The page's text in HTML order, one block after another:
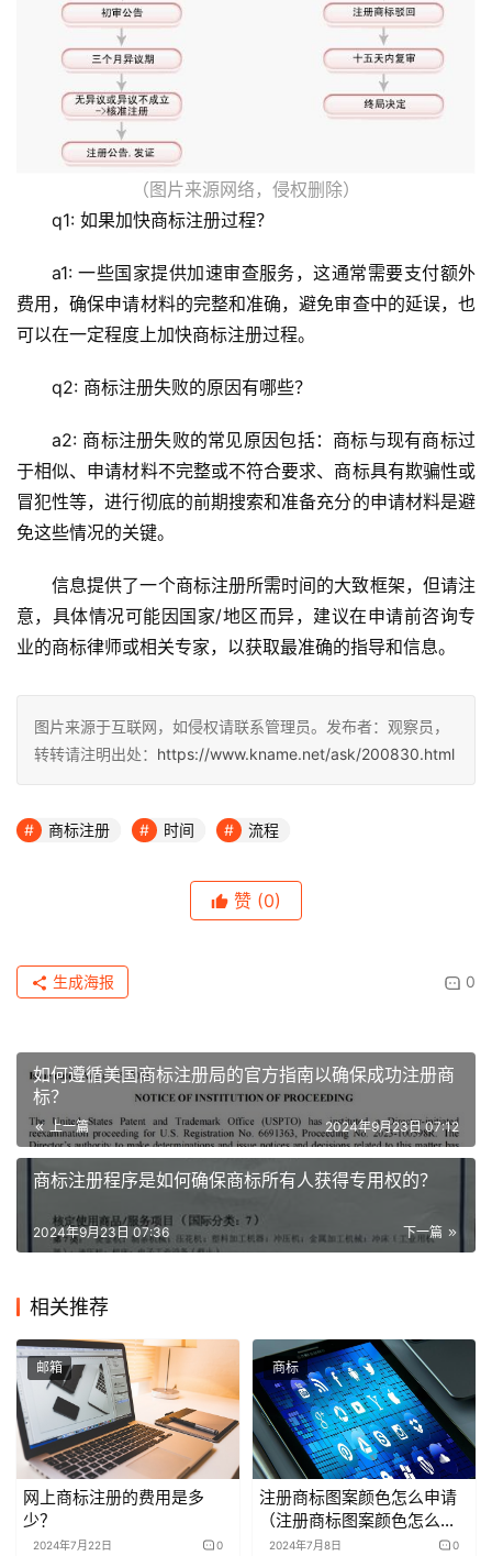
（图片来源网络，侵权删除）
q1: 如果加快商标注册过程？
a1: 一些国家提供加速审查服务，这通常需要支付额外
费用，确保申请材料的完整和准确，避免审查中的延误，也
可以在一定程度上加快商标注册过程。
q2: 商标注册失败的原因有哪些？
a2: 商标注册失败的常见原因包括：商标与现有商标过
于相似、申请材料不完整或不符合要求、商标具有欺骗性或
冒犯性等，进行彻底的前期搜索和准备充分的申请材料是避
免这些情况的关键。
信息提供了一个商标注册所需时间的大致框架，但请注
意，具体情况可能因国家/地区而异，建议在申请前咨询专
业的商标律师或相关专家，以获取最准确的指导和信息。
图片来源于互联网，如侵权请联系管理员。发布者：观察员，
转转请注明出处： https://www.kname.net/ask/200830.html
商标注册 时间 流程
赞 (0)
0
生成海报
如何遵循美国商标注册局的官方指南以确保成功注册商
标？
上一篇 2024年9月23日 07:12
商标注册程序是如何确保商标所有人获得专用权的？
下一篇
2024年9月23日 07:36
相关推荐
邮箱
网上商标注册的费用是多
少？
2024年7月22日 0
商标
注册商标图案颜色怎么申请
（注册商标图案颜色怎么申
请的
2024年7月8日 0